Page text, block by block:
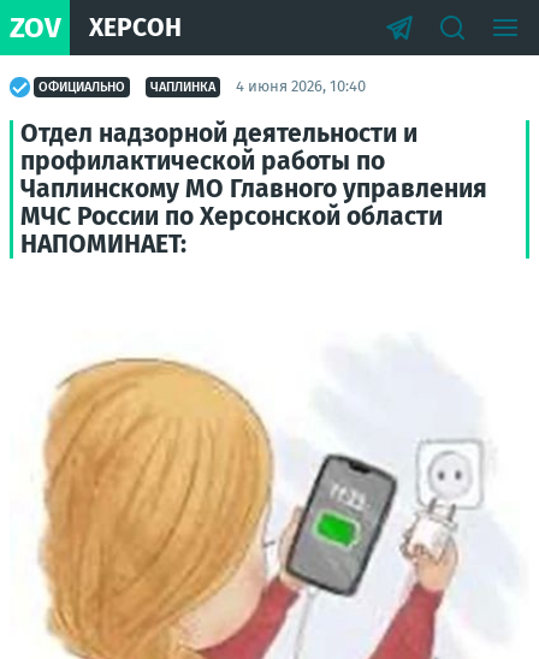
ZOV ХЕРСОН
ОФИЦИАЛЬНО ЧАПЛИНКА 4 июня 2026, 10:40
Отдел надзорной деятельности и
профилактической работы по
Чаплинскому МО Главного управления
МЧС России по Херсонской области
НАПОМИНАЕТ: